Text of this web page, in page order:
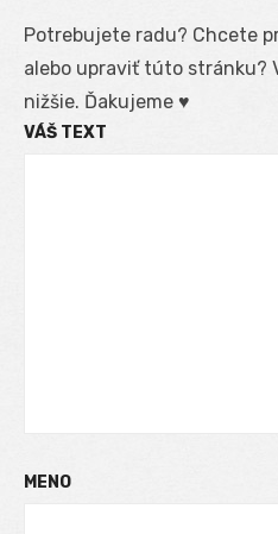
Potrebujete radu? Chcete
alebo upraviť túto stránku?
nižšie. Ďakujeme ♥
VÁŠ TEXT
MENO